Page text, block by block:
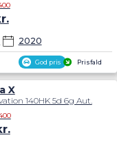
God pris Prisfald
2020
X
140HK 5d 6g Aut.